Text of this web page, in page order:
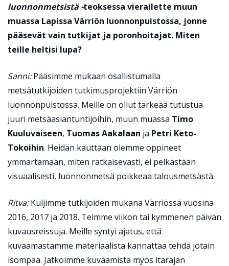
luonnonmetsistä -teoksessa vierailette muun
muassa Lapissa Värriön luonnonpuistossa, jonne
pääsevät vain tutkijat ja poronhoitajat. Miten
teille heltisi lupa?
Sanni:Pääsimme mukaan osallistumalla
metsätutkijoiden tutkimusprojektiin Värriön
luonnonpuistossa. Meille on ollut tärkeää tutustua
juuri metsäasiantuntijoihin, muun muassa Timo
Kuuluvaiseen, Tuomas Aakalaan ja Petri Keto-
Tokoihin. Heidän kauttaan olemme oppineet
ymmärtämään, miten ratkaisevasti, ei pelkästään
visuaalisesti, luonnonmetsä poikkeaa talousmetsästä.
Ritva:Kuljimme tutkijoiden mukana Värriössä vuosina
2016, 2017 ja 2018. Teimme viikon tai kymmenen päivän
kuvausreissuja. Meille syntyi ajatus, että
kuvaamastamme materiaalista kannattaa tehdä jotain
isompaa. Jatkoimme kuvaamista myös itärajan